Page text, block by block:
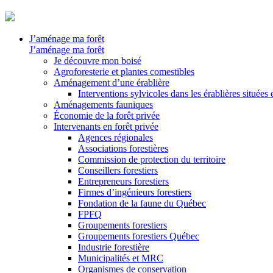
J’aménage ma forêt
J’aménage ma forêt
Je découvre mon boisé
Agroforesterie et plantes comestibles
Aménagement d’une érablière
Interventions sylvicoles dans les érablières situées
Aménagements fauniques
Économie de la forêt privée
Intervenants en forêt privée
Agences régionales
Associations forestières
Commission de protection du territoire
Conseillers forestiers
Entrepreneurs forestiers
Firmes d’ingénieurs forestiers
Fondation de la faune du Québec
FPFQ
Groupements forestiers
Groupements forestiers Québec
Industrie forestière
Municipalités et MRC
Organismes de conservation